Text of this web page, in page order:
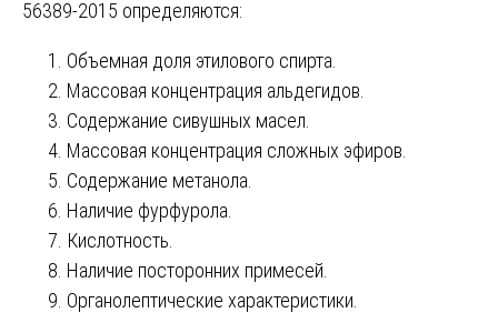
56389-2015 определяются:
Объемная доля этилового спирта.
Массовая концентрация альдегидов.
Содержание сивушных масел.
Массовая концентрация сложных эфиров.
Содержание метанола.
Наличие фурфурола.
Кислотность.
Наличие посторонних примесей.
Органолептические характеристики.